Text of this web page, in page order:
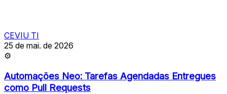
CEVIU TI
25 de mai. de 2026
⚙
Automações Neo: Tarefas Agendadas Entregues
como Pull Requests